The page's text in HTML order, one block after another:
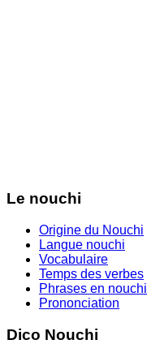
Le nouchi
Origine du Nouchi
Langue nouchi
Vocabulaire
Temps des verbes
Phrases en nouchi
Prononciation
Dico Nouchi